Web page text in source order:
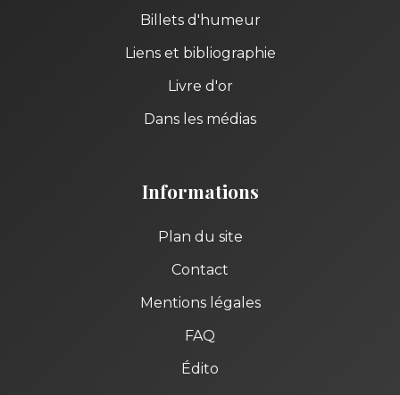
Billets d'humeur
Liens et bibliographie
Livre d'or
Dans les médias
Informations
Plan du site
Contact
Mentions légales
FAQ
Édito